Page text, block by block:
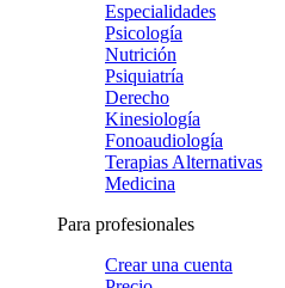
Especialidades
Psicología
Nutrición
Psiquiatría
Derecho
Kinesiología
Fonoaudiología
Terapias Alternativas
Medicina
Para profesionales
Crear una cuenta